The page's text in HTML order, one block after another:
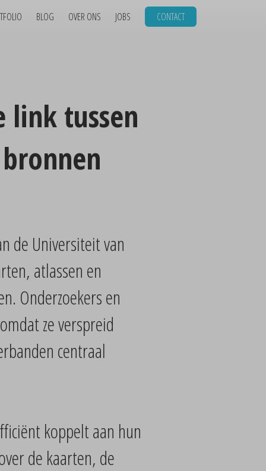
BLOG OVER ONS JOBS CONTACT
link tussen
de Universiteit van
atlassen en
Onderzoekers en
ze verspreid
centraal
koppelt aan hun
de kaarten, de